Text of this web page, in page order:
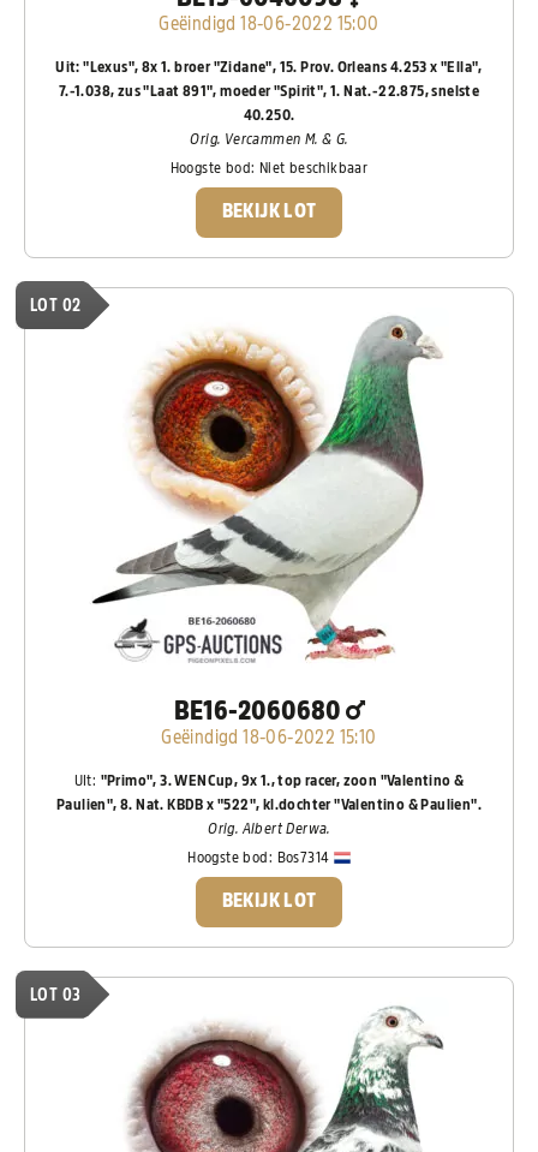
Geëindigd 18-06-2022 15:00
Uit: "Lexus", 8x 1. broer "Zidane", 15. Prov. Orleans 4.253 x "Ella",
7.-1.038, zus "Laat 891", moeder "Spirit", 1. Nat.-22.875, snelste
40.250.
Orig. Vercammen M. & G.
Hoogste bod: Niet beschikbaar
BEKIJK LOT
LOT 02
BE16-2060680
Geëindigd 18-06-2022 15:10
UIt: "Primo", 3. WENCup, 9x 1., top racer, zoon "Valentino &
Paulien", 8. Nat. KBDB x "522", kl.dochter "Valentino & Paulien".
Orig. Albert Derwa.
Hoogste bod: Bos7314
BEKIJK LOT
LOT 03